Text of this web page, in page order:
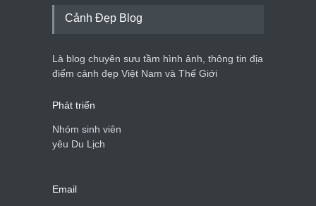
du lịch quốc gia
Cảnh đẹp Việt Nam 24/04/2020
Cảnh Đẹp Blog
Là blog chuyên sưu tầm hình ảnh, thông tin địa
điểm cảnh đẹp Việt Nam và Thế Giới
Phát triển
Nhóm sinh viên
yêu Du Lịch
Email